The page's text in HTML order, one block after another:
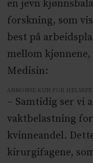
en jevn
forskning, som
best på
mellom
Medisin:
ANNONSE KUN FOR
– Samtidig ser vi
vaktbelastning
kvinneandel.
kirurgifagene,